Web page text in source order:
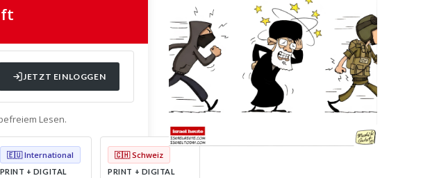
JETZT EINLOGGEN
Lesen.
🇪🇺 International
PRINT + DIGITAL
🇨🇭 Schweiz
PRINT + DIGITAL